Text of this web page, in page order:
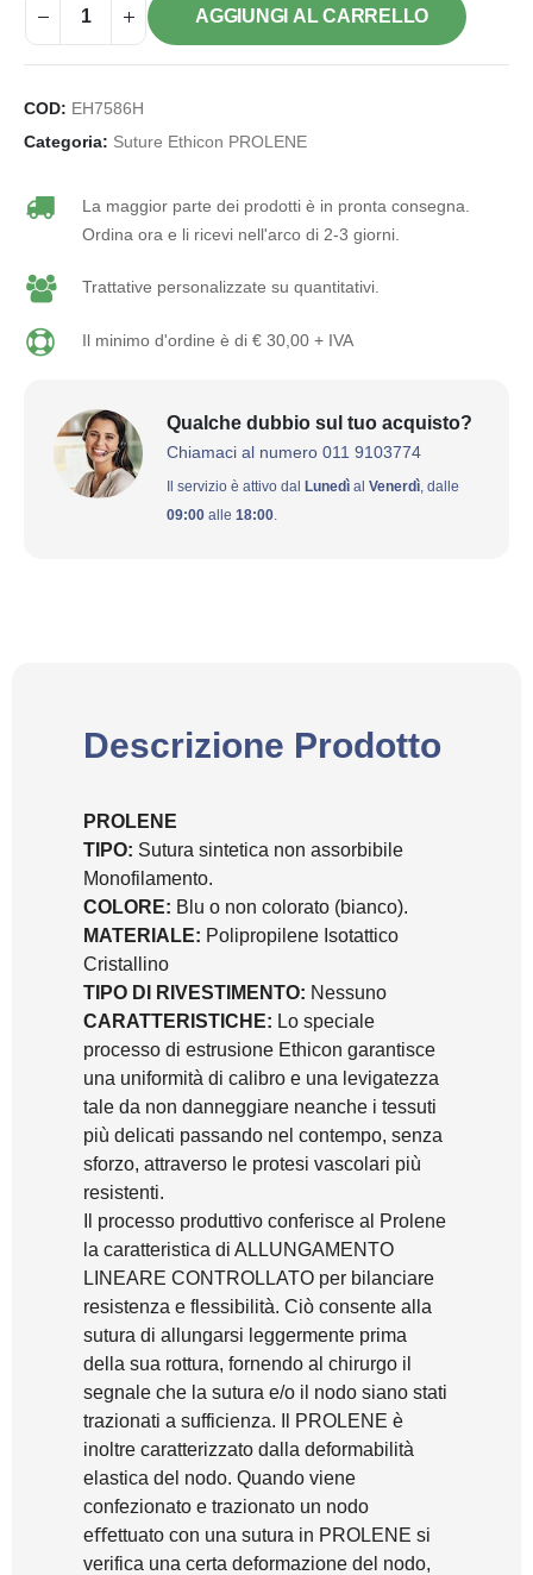
AGGIUNGI AL CARRELLO
COD: EH7586H
Categoria: Suture Ethicon PROLENE
La maggior parte dei prodotti è in pronta consegna.
Ordina ora e li ricevi nell'arco di 2-3 giorni.
Trattative personalizzate su quantitativi.
Il minimo d'ordine è di € 30,00 + IVA
Qualche dubbio sul tuo acquisto?
Chiamaci al numero 011 9103774
Il servizio è attivo dal Lunedì al Venerdì , dalle
09:00 alle 18:00
Descrizione Prodotto
PROLENE
TIPO: Sutura sintetica non assorbibile
Monofilamento.
COLORE: Blu o non colorato (bianco).
MATERIALE: Polipropilene Isotattico
Cristallino
TIPO DI RIVESTIMENTO: Nessuno
CARATTERISTICHE: Lo speciale
processo di estrusione Ethicon garantisce
una uniformità di calibro e una levigatezza
tale da non danneggiare neanche i tessuti
più delicati passando nel contempo, senza
sforzo, attraverso le protesi vascolari più
resistenti.
Il processo produttivo conferisce al Prolene
la caratteristica di ALLUNGAMENTO
LINEARE CONTROLLATO per bilanciare
resistenza e flessibilità. Ciò consente alla
sutura di allungarsi leggermente prima
della sua rottura, fornendo al chirurgo il
segnale che la sutura e/o il nodo siano stati
trazionati a sufficienza. Il PROLENE è
inoltre caratterizzato dalla deformabilità
elastica del nodo. Quando viene
confezionato e trazionato un nodo
eﬀettuato con una sutura in PROLENE si
verifica una certa deformazione del nodo,